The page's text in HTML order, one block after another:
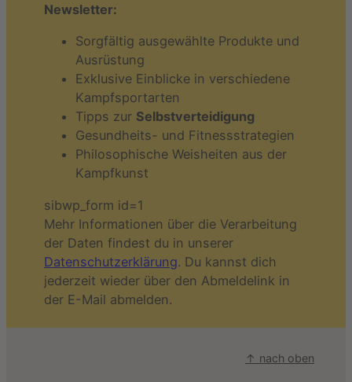
Newsletter:
Sorgfältig ausgewählte Produkte und
Ausrüstung
Exklusive Einblicke in verschiedene
Kampfsportarten
Tipps zur Selbstverteidigung
Gesundheits- und Fitnessstrategien
Philosophische Weisheiten aus der
Kampfkunst
sibwp_form id=1
Mehr Informationen über die Verarbeitung
der Daten findest du in unserer
Datenschutzerklärung. Du kannst dich
jederzeit wieder über den Abmeldelink in
der E-Mail abmelden.
↑ nach oben